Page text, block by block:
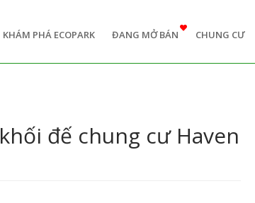
KHÁM PHÁ ECOPARK ĐANG MỞ BÁN CHUNG CƯ
đế chung cư Haven